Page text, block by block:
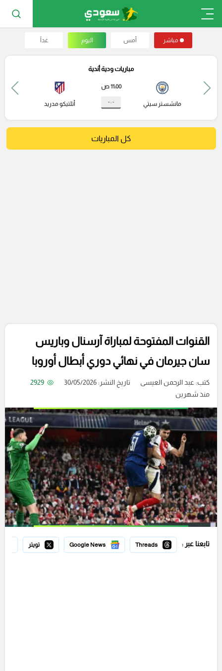
مباشر أمس اليوم غداً
مباريات ودية أندية
مانشستر سيتي
11:00 ص
- : - أتلتيكو مدريد
كل المباريات
القنوات المفتوحة لمباراة آرسنال وباريس
سان جيرمان في نهائي دوري أبطال أوروبا
كتب: عبد الرحمن العيسى تاريخ النشر: 30/05/2026
2929
منذ شهرين
تابعنا عبر : Threads
Google News تويتر